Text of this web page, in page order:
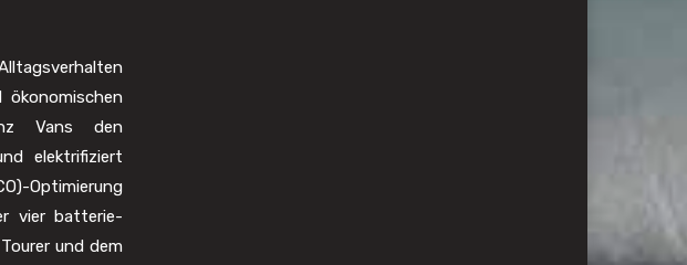
Vans den
elektrifiziert
Optimierung
vier batterie-
und dem